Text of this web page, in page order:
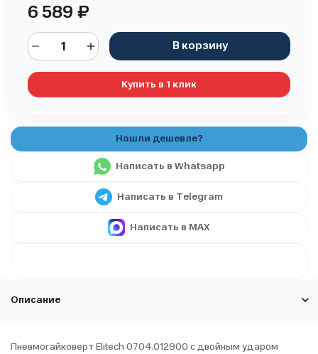
6 589 ₽
В корзину
Купить в 1 клик
Написать в Whatsapp
Написать в Telegram
Написать в MAX
Описание
Пневмогайковерт Elitech 0704.012900 с двойным ударом